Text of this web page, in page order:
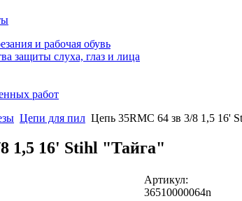
и рабочая обувь
защиты слуха, глаз и лица
работ
Цепи для пил Цепь 35RMС 64 зв 3/8 1,5 16'
1,5 16' Stihl "Тайга"
Артикул:
36510000064n